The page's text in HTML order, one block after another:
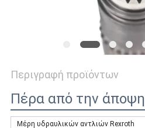
Περιγραφή προϊόντων
Πέρα από την άποψη
Μέρη υδραυλικών αντλιών Rexroth